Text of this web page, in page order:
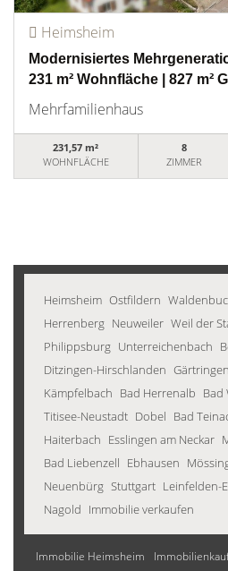
Heimsheim
Modernisiertes
231 m² Wohnfläche | 827 m²
Mehrfamilienhaus
231,57 m²
WOHNFLÄCHE
8
ZIMMER
Heimsheim Ostfildern
Herrenberg Neuweiler Weil der
Philippsburg Unterreichenbach
Ditzingen-Hirschlanden Gärtringen
Kämpfelbach Bad Herrenalb Bad
Titisee-Neustadt Dobel Bad
Haiterbach Esslingen am Neckar
Bad Liebenzell Ebhausen
Neuenbürg Stuttgart Leinfelden-
Nagold Immobilie verkaufen
Immobilie Heimsheim